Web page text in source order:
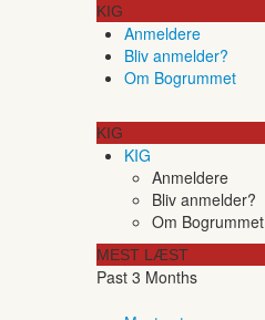
KIG
Anmeldere
Bliv anmelder?
Om Bogrummet
KIG
KIG
Anmeldere
Bliv anmelder?
Om Bogrummet
MEST LÆST
Past 3 Months